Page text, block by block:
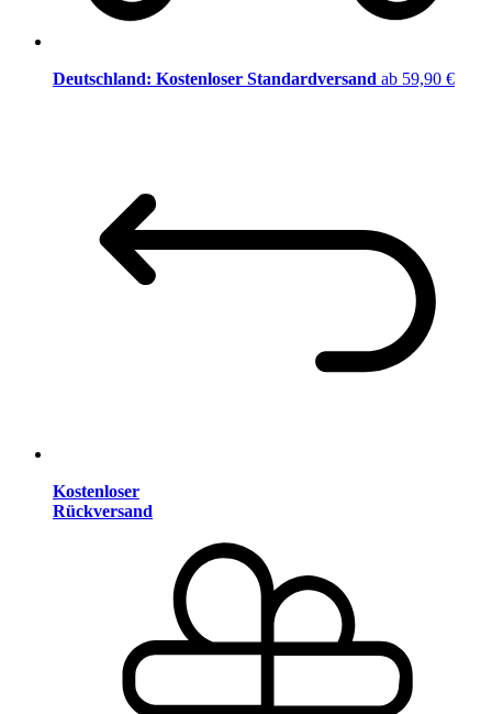
Deutschland: Kostenloser Standardversand ab 59,90 €
Kostenloser
Rückversand